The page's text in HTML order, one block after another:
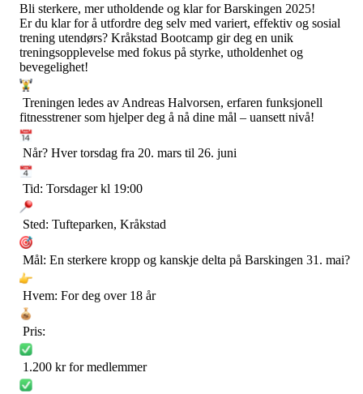
Bli sterkere, mer utholdende og klar for Barskingen 2025!
Er du klar for å utfordre deg selv med variert, effektiv og sosial
trening utendørs? Kråkstad Bootcamp gir deg en unik
treningsopplevelse med fokus på styrke, utholdenhet og
bevegelighet!
Treningen ledes av Andreas Halvorsen, erfaren funksjonell
fitnesstrener som hjelper deg å nå dine mål – uansett nivå!
Når? Hver torsdag fra 20. mars til 26. juni
Tid: Torsdager kl 19:00
Sted: Tufteparken, Kråkstad
Mål: En sterkere kropp og kanskje delta på Barskingen 31. mai?
Hvem: For deg over 18 år
Pris:
1.200 kr for medlemmer